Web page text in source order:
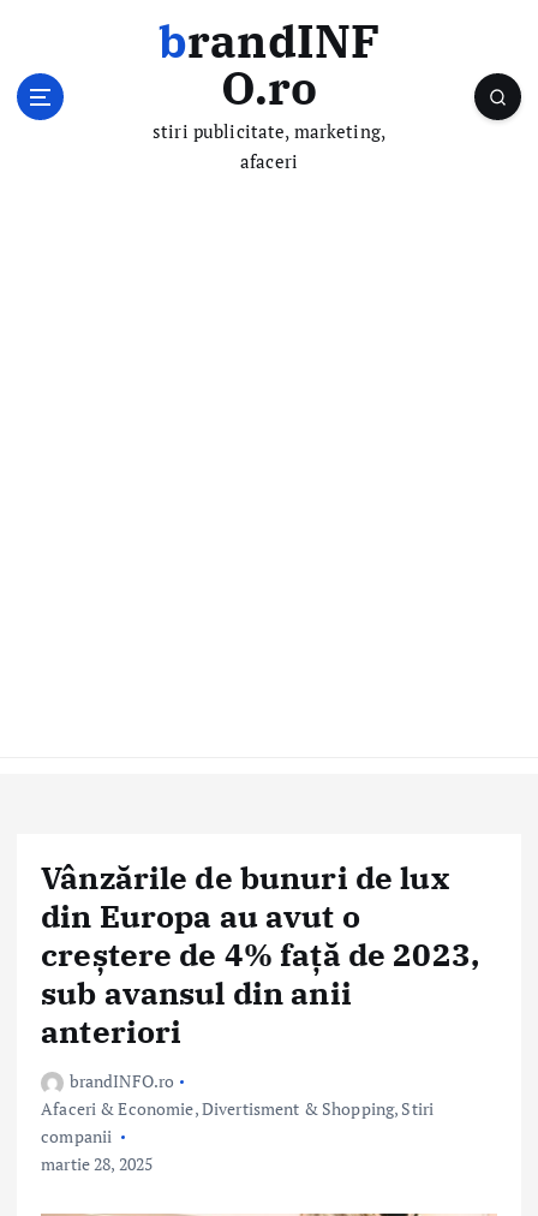
brandINF
O.ro
stiri publicitate, marketing,
afaceri
Vânzările de bunuri de lux
din Europa au avut o
creștere de 4% față de 2023,
sub avansul din anii
anteriori
brandINFO.ro
Afaceri & Economie,Divertisment & Shopping, Stiri
companii
martie 28, 2025